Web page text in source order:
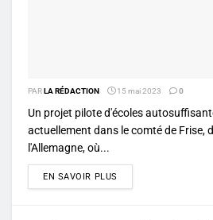
PARLA RÉDACTION 15 mai 2023 0
Un projet pilote d'écoles
actuellement dans le comté de Frise,
l'Allemagne, où...
EN SAVOIR PLUS